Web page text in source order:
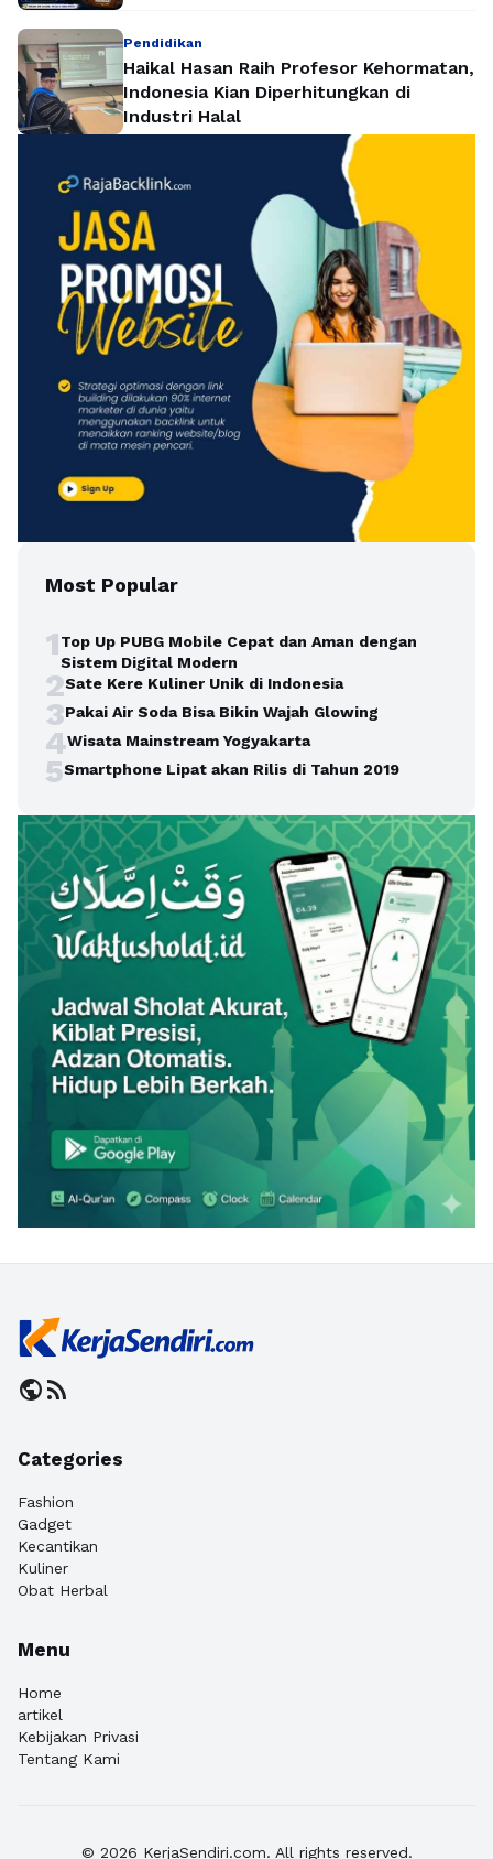
Pendidikan
Haikal Hasan Raih Profesor Kehormatan,
Indonesia Kian Diperhitungkan di
Industri Halal
Most Popular
1Top Up PUBG Mobile Cepat dan Aman dengan
Sistem Digital Modern
2Sate Kere Kuliner Unik di Indonesia
3Pakai Air Soda Bisa Bikin Wajah Glowing
4Wisata Mainstream Yogyakarta
5Smartphone Lipat akan Rilis di Tahun 2019
publicrss_feed
Categories
Fashion
Gadget
Kecantikan
Kuliner
Obat Herbal
Menu
Home
artikel
Kebijakan Privasi
Tentang Kami
© 2026 KerjaSendiri.com. All rights reserved.